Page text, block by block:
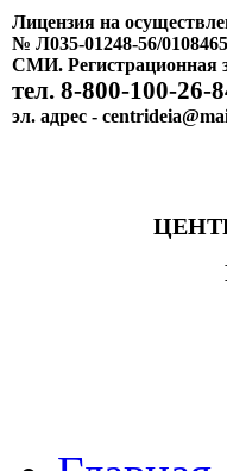
Лицензия на
№ Л035-01248-56/
СМИ. Регистрационная
тел. 8-800-100-26-
эл. адрес -
И